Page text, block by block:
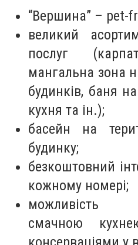
“Вершина” – pet-
великий
послуг
мангальна зона
будинків, баня
кухня та ін.);
басейн на
будинку;
безкоштовний
кожному номері;
можливість
смачною